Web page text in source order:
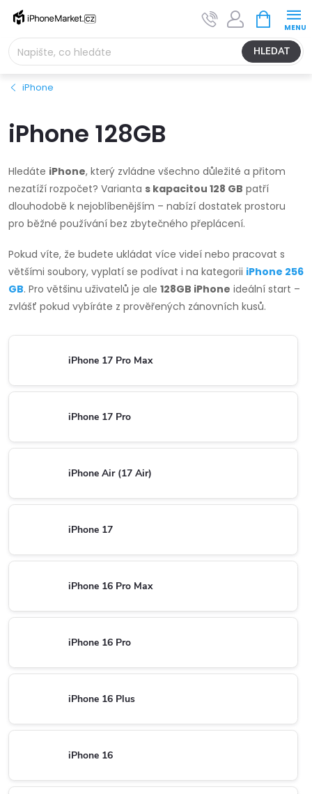
Přejít
obsah
HLEDAT
NÁKUPNÍ
KOŠÍK
iPhone
iPhone 128GB
Hledáte iPhone, který zvládne všechno důležité a přitom
nezatíží rozpočet? Varianta s kapacitou 128 GB patří
dlouhodobě k nejoblíbenějším – nabízí dostatek prostoru
pro běžné používání bez zbytečného přeplácení.
Pokud víte, že budete ukládat více videí nebo pracovat s
většími soubory, vyplatí se podívat i na kategorii iPhone 256
GB. Pro většinu uživatelů je ale 128GB iPhone ideální start –
zvlášť pokud vybíráte z prověřených zánovních kusů.
iPhone 17 Pro Max
iPhone 17 Pro
iPhone Air (17 Air)
iPhone 17
iPhone 16 Pro Max
iPhone 16 Pro
iPhone 16 Plus
iPhone 16